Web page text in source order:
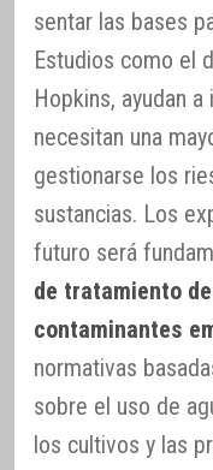
sentar las bases
Estudios como el
Hopkins, ayudan
necesitan una
gestionarse los
sustancias. Los
futuro será
de tratamiento
contaminantes
normativas
sobre el uso de
los cultivos y las